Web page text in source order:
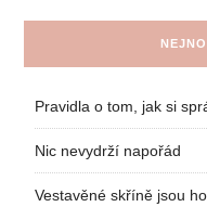
Pravidla o tom, jak si
Nic nevydrží napořád
Vestavěné skříně jsou